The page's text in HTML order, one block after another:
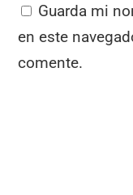
Guarda mi
en este
comente.